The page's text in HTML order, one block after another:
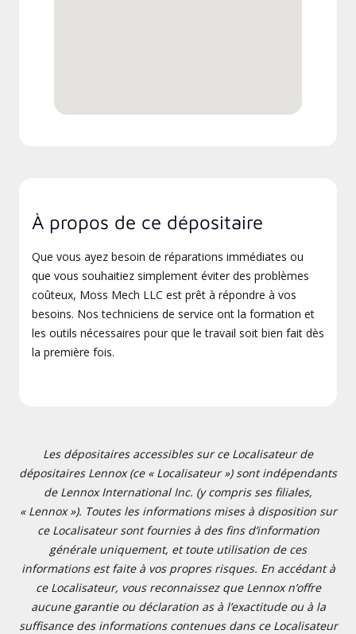
À propos de ce dépositaire
Que vous ayez besoin de réparations immédiates ou
que vous souhaitiez simplement éviter des problèmes
coûteux, Moss Mech LLC est prêt à répondre à vos
besoins. Nos techniciens de service ont la formation et
les outils nécessaires pour que le travail soit bien fait dès
la première fois.
Les dépositaires accessibles sur ce Localisateur de
dépositaires Lennox (ce « Localisateur ») sont indépendants
de Lennox International Inc. (y compris ses filiales,
« Lennox »). Toutes les informations mises à disposition sur
ce Localisateur sont fournies à des fins d’information
générale uniquement, et toute utilisation de ces
informations est faite à vos propres risques. En accédant à
ce Localisateur, vous reconnaissez que Lennox n’offre
aucune garantie ou déclaration as à l’exactitude ou à la
suffisance des informations contenues dans ce Localisateur